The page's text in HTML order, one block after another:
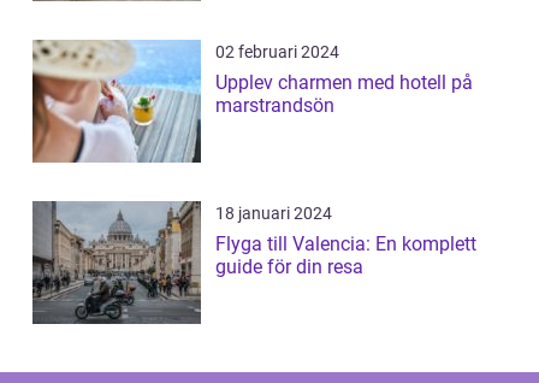
02 februari 2024
Upplev charmen med hotell på
marstrandsön
18 januari 2024
Flyga till Valencia: En komplett
guide för din resa